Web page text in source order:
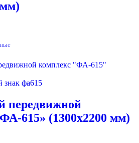
мм)
передвижной
615» (1300х2200 мм)